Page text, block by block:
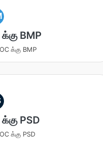
BMP
க்கு BMP
PSD
க்கு PSD